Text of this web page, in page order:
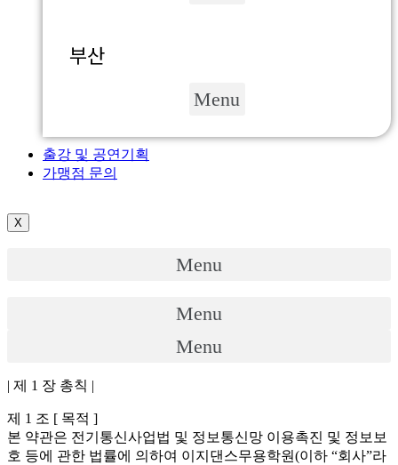
부산
Menu
출강 및 공연기획
가맹점 문의
X
Menu
Menu
Menu
| 제 1 장 총칙 |
제 1 조 [ 목적 ]
본 약관은 전기통신사업법 및 정보통신망 이용촉진 및 정보보
호 등에 관한 법률에 의하여 이지댄스무용학원(이하 “회사”라